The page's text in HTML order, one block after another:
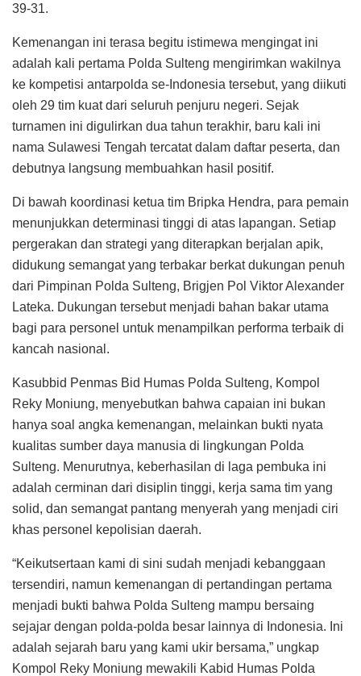
39-31.
Kemenangan ini terasa begitu istimewa mengingat ini
adalah kali pertama Polda Sulteng mengirimkan wakilnya
ke kompetisi antarpolda se-Indonesia tersebut, yang diikuti
oleh 29 tim kuat dari seluruh penjuru negeri. Sejak
turnamen ini digulirkan dua tahun terakhir, baru kali ini
nama Sulawesi Tengah tercatat dalam daftar peserta, dan
debutnya langsung membuahkan hasil positif.
Di bawah koordinasi ketua tim Bripka Hendra, para pemain
menunjukkan determinasi tinggi di atas lapangan. Setiap
pergerakan dan strategi yang diterapkan berjalan apik,
didukung semangat yang terbakar berkat dukungan penuh
dari Pimpinan Polda Sulteng, Brigjen Pol Viktor Alexander
Lateka. Dukungan tersebut menjadi bahan bakar utama
bagi para personel untuk menampilkan performa terbaik di
kancah nasional.
Kasubbid Penmas Bid Humas Polda Sulteng, Kompol
Reky Moniung, menyebutkan bahwa capaian ini bukan
hanya soal angka kemenangan, melainkan bukti nyata
kualitas sumber daya manusia di lingkungan Polda
Sulteng. Menurutnya, keberhasilan di laga pembuka ini
adalah cerminan dari disiplin tinggi, kerja sama tim yang
solid, dan semangat pantang menyerah yang menjadi ciri
khas personel kepolisian daerah.
“Keikutsertaan kami di sini sudah menjadi kebanggaan
tersendiri, namun kemenangan di pertandingan pertama
menjadi bukti bahwa Polda Sulteng mampu bersaing
sejajar dengan polda-polda besar lainnya di Indonesia. Ini
adalah sejarah baru yang kami ukir bersama,” ungkap
Kompol Reky Moniung mewakili Kabid Humas Polda